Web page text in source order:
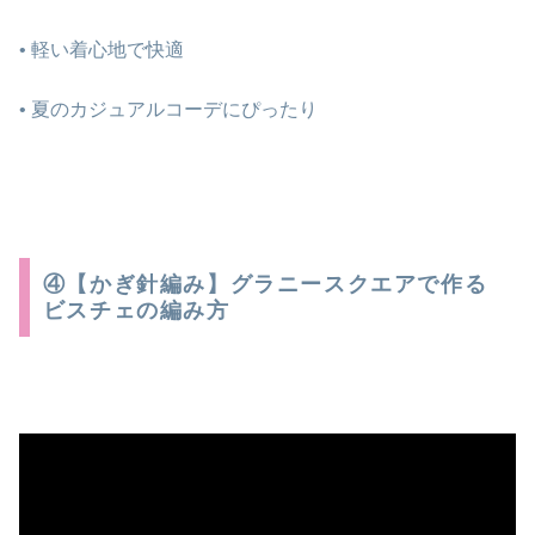
• 軽い着心地で快適
• 夏のカジュアルコーデにぴったり
④【かぎ針編み】グラニースクエアで作る
ビスチェの編み方